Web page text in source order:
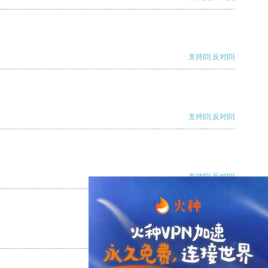
支持[0] 反对[0]
支持[0] 反对[0]
支持[0] 反对[0]
支持[0] 反对